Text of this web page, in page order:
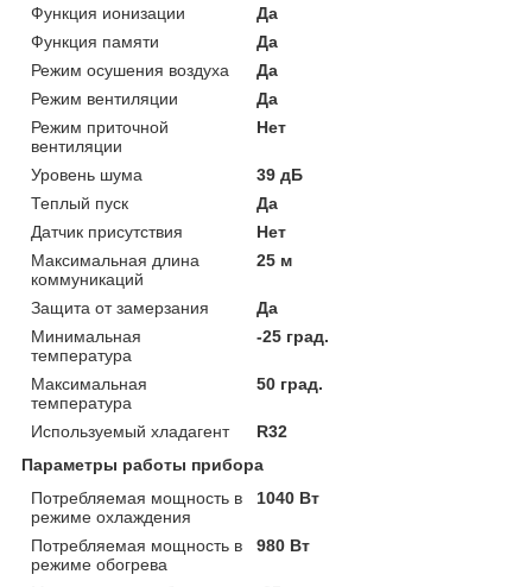
Функция ионизации
Да
Функция памяти
Да
Режим осушения воздуха
Да
Режим вентиляции
Да
Режим приточной
вентиляции
Нет
Уровень шума
39 дБ
Теплый пуск
Да
Датчик присутствия
Нет
Максимальная длина
коммуникаций
25 м
Защита от замерзания
Да
Минимальная
температура
-25 град.
Максимальная
температура
50 град.
Используемый хладагент
R32
Параметры работы прибора
Потребляемая мощность в
режиме охлаждения
1040 Вт
Потребляемая мощность в
режиме обогрева
980 Вт